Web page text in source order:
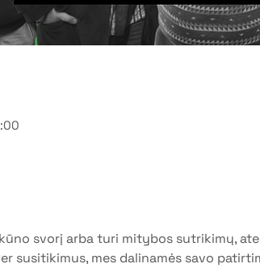
svorį arba turi mitybos sutrikimų,
susitikimus, mes dalinamės savo